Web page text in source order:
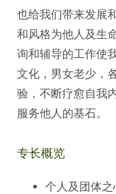
也给我们带来发展
和风格为他人及生
询和辅导的工作使
文化，男女老少，
验，不断疗愈自我
服务他人的基石。
专长概览
个人及团体